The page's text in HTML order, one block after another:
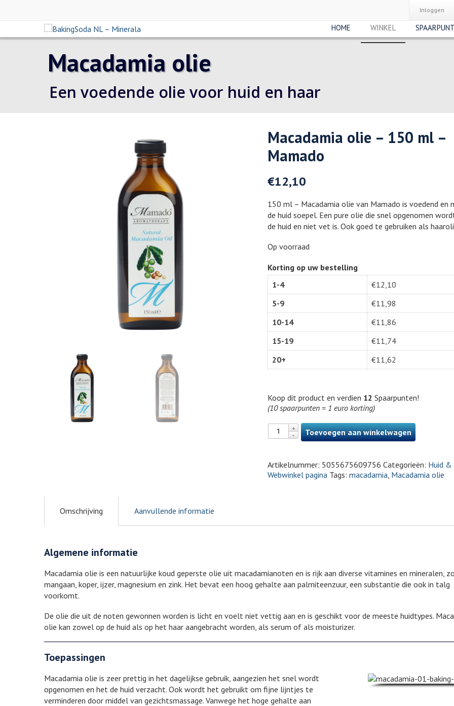
Inloggen
HOME WINKEL
Macadamia olie
Een voedende olie voor huid en haar
Macadamia olie – 150 ml –
Mamado
€12,10
150 ml – Macadamia olie van Mamado is voedend en
de huid soepel. Een pure olie die snel opgenomen
de huid en niet vet is. Ook goed te gebruiken als
Op voorraad
Korting op uw bestelling
1-4
€12,10
5-9
€11,98
10-14
€11,86
15-19
€11,74
20+
€11,62
Koop dit product en verdien 12 Spaarpunten!
(10 spaarpunten = 1 euro korting)
Toevoegen aan winkelwagen
Artikelnummer: 5055675609756 Categorieën: Huid &
Webwinkel pagina Tags:macadamia, Macadamia olie
Omschrijving Aanvullende informatie
Algemene informatie
Macadamia olie is een natuurlijke koud geperste olie uit macadamianoten en is rijk aan diverse vitamines en mineralen,
mangaan, koper, ijzer, magnesium en zink. Het bevat een hoog gehalte aan palmiteenzuur, een substantie die ook in talg
voorkomt.
De olie die uit de noten gewonnen worden is licht en voelt niet vettig aan en is geschikt voor de meeste huidtypes.
olie kan zowel op de huid als op het haar aangebracht worden, als serum of als moisturizer.
Toepassingen
Macadamia olie is zeer prettig in het dagelijkse gebruik, aangezien het snel wordt
opgenomen en het de huid verzacht. Ook wordt het gebruikt om fijne lijntjes te
verminderen door middel van gezichtsmassage. Vanwege het hoge gehalte aan